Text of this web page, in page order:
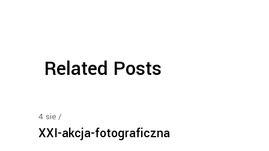
Related Posts
4 sie
XXI-akcja-fotograficzna